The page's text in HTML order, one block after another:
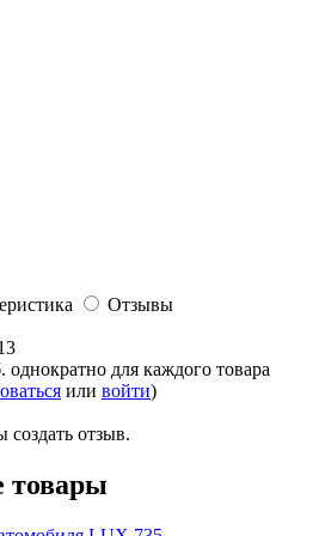
Отзывы
однократно для каждого товара
или войти)
создать отзыв.
товары